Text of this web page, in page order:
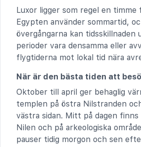
Luxor ligger som regel en timme
Egypten använder sommartid,
övergångarna kan tidsskillnaden
perioder vara densamma eller
flygtiderna mot lokal tid nära
När är den bästa tiden att
Oktober till april ger behaglig
templen på östra Nilstranden
västra sidan. Mitt på dagen finns
Nilen och på arkeologiska
pauser tidig morgon och sen